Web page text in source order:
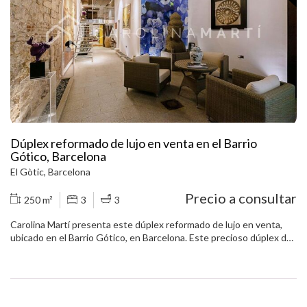
encuentra en buen estado general. La ubicación es excelente,
junto a monumentos históricos y toda clase de servicios y
comercios alrededor. La finca fue construida en el año 1900.
Llámenos para visitar el piso.
Dúplex reformado de lujo en venta en el Barrio
Gótico, Barcelona
El Gòtic, Barcelona
250 m² 3 3 Precio a consultar
Carolina Martí presenta este dúplex reformado de lujo en venta,
ubicado en el Barrio Gótico, en Barcelona. Este precioso dúplex de
salas, una cocina preciosa y un patio interior ajardinado y decorado
Marketing y publicidad
Estas cookies son utilizadas para almacenar información
sobre las preferencias y elecciones personales del usuario
a través de la observación continuada de sus hábitos de
navegación. Gracias a ellas, podemos conocer los hábitos
de navegación en el sitio web y mostrar publicidad
relacionada con el perfil de navegación del usuario.